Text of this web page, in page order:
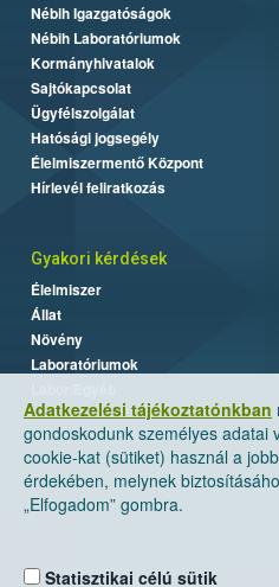
Adatkezelési tájékoztatónkban
gondoskodunk személyes adatai
cookie-kat (sütiket) használ a
érdekében, melynek
„Elfogadom” gombra.
Statisztikai célú sütik
Nébih Igazgatóságok
Nébih Laboratóriumok
Kormányhivatalok
Sajtókapcsolat
Ügyfélszolgálat
Hatósági jogsegély
Élelmiszermentő Központ
Hírlevél feliratkozás
Gyakori kérdések
Élelmiszer
Állat
Növény
Laboratóriumok